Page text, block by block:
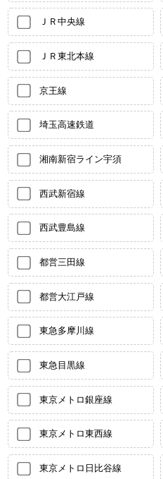
ＪＲ中央線
ＪＲ東北本線
京王線
埼玉高速鉄道
湘南新宿ライン宇須
西武新宿線
西武豊島線
都営三田線
都営大江戸線
東急多摩川線
東急目黒線
東京メトロ銀座線
東京メトロ東西線
東京メトロ日比谷線